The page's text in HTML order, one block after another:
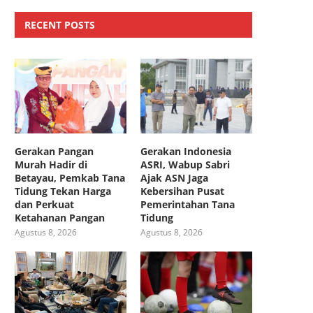
RECENT POSTS
Gerakan Pangan
Murah Hadir di
Betayau, Pemkab Tana
Tidung Tekan Harga
dan Perkuat
Ketahanan Pangan
Agustus 8, 2026
Gerakan Indonesia
ASRI, Wabup Sabri
Ajak ASN Jaga
Kebersihan Pusat
Pemerintahan Tana
Tidung
Agustus 8, 2026